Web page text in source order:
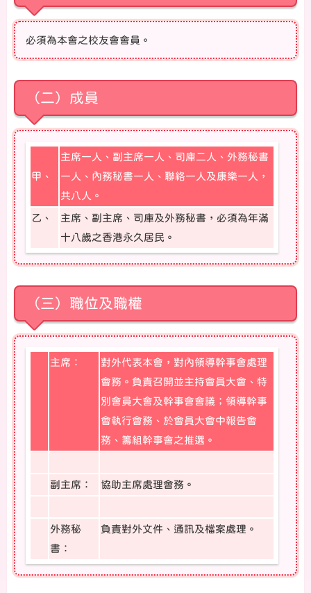
必須為本會之校友會會員。
（二）成員
甲、
主席一人、副主席一人、司庫二人、外務秘書
一人、內務秘書一人、聯絡一人及康樂一人，
共八人。
乙、
主席、副主席、司庫及外務秘書，必須為年滿
十八歲之香港永久居民。
（三）職位及職權
主席：
對外代表本會，對內領導幹事會處理
會務。負責召開並主持會員大會、特
別會員大會及幹事會會議；領導幹事
會執行會務、於會員大會中報告會
務、籌組幹事會之推選。
副主席： 協助主席處理會務。
外務秘
書：
負責對外文件、通訊及檔案處理。